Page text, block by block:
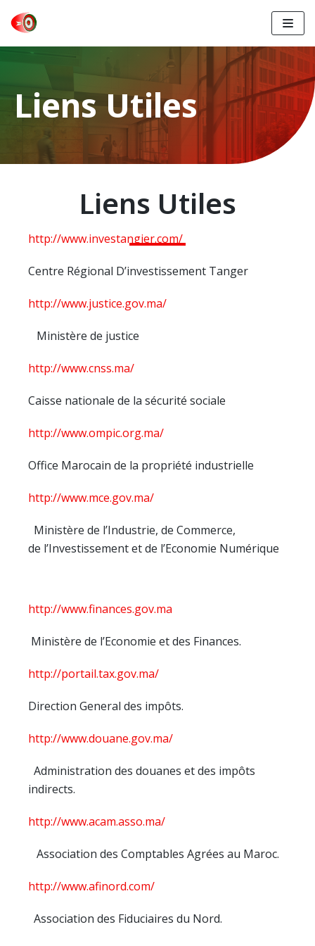
contenu
Liens Utiles
Liens Utiles
http://www.finances.gov.ma
Ministère de l’Economie et des Finances.
http://portail.tax.gov.ma/
Direction General des impôts.
http://www.douane.gov.ma/
Administration des douanes et des impôts
indirects.
http://www.acam.asso.ma/
Association des Comptables Agrées au Maroc.
http://www.afinord.com/
Association des Fiduciaires du Nord.
http://www.investangier.com/
Centre Régional D’investissement Tanger
http://www.justice.gov.ma/
Ministère de justice
http://www.cnss.ma/
Caisse nationale de la sécurité sociale
http://www.ompic.org.ma/
Office Marocain de la propriété industrielle
http://www.mce.gov.ma/
Ministère de l’Industrie, de Commerce,
de l’Investissement et de l’Economie Numérique